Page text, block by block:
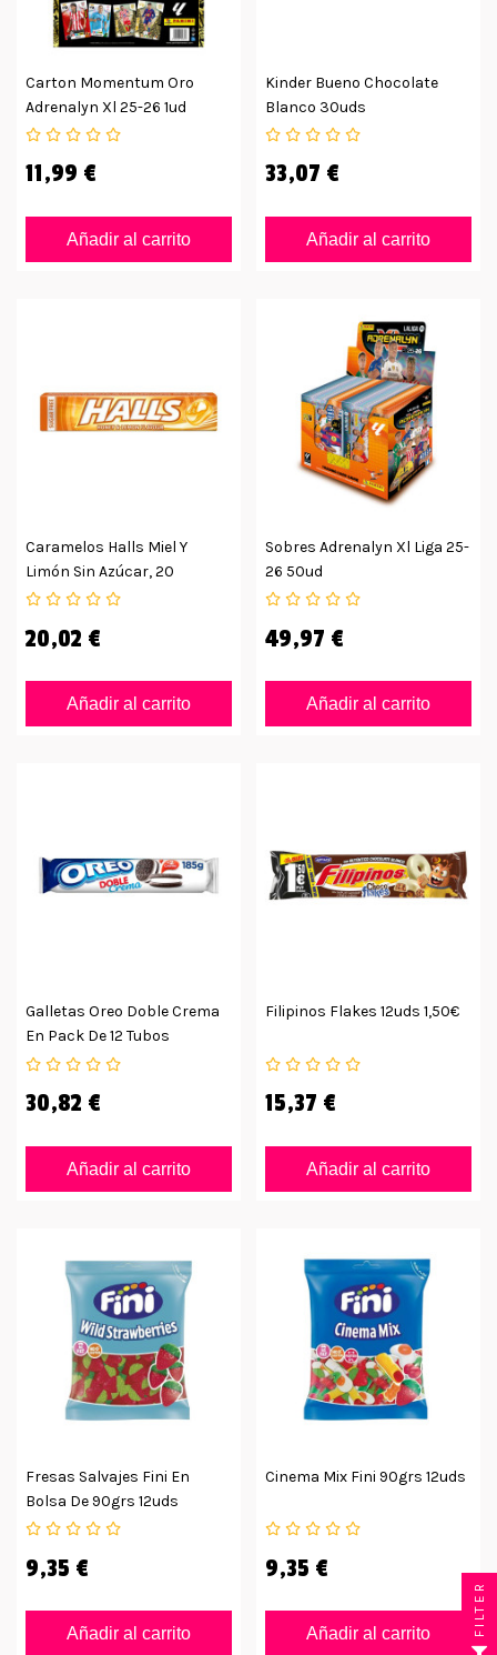
Carton Momentum Oro
Adrenalyn Xl 25-26 1ud
11,99 €
Añadir al carrito
Kinder Bueno Chocolate
Blanco 30uds
33,07 €
Añadir al carrito
Caramelos Halls Miel Y
Limón Sin Azúcar, 20
Unidades
20,02 €
Añadir al carrito
Sobres Adrenalyn Xl Liga 25-
26 50ud
49,97 €
Añadir al carrito
Galletas Oreo Doble Crema
En Pack De 12 Tubos
30,82 €
Añadir al carrito
Filipinos Flakes 12uds 1,50€
15,37 €
Añadir al carrito
Fresas Salvajes Fini En
Bolsa De 90grs 12uds
9,35 €
Añadir al carrito
Cinema Mix Fini 90grs 12uds
9,35 €
Añadir al carrito FILTER